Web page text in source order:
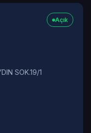
Açık
SOK.19/1